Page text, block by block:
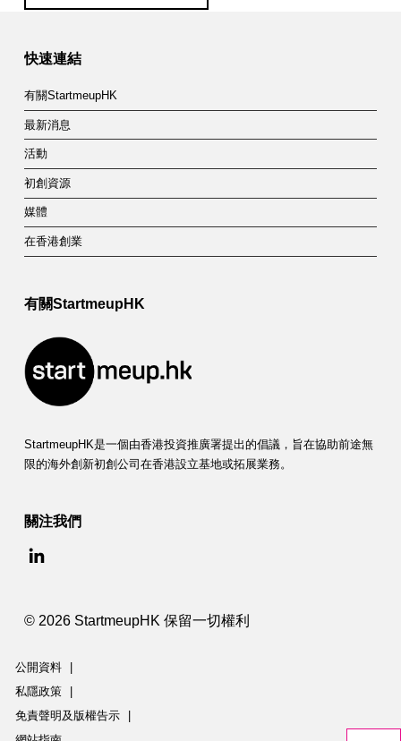
Skip back to main navigation
快速連結
有關StartmeupHK
最新消息
活動
初創資源
媒體
在香港創業
有關StartmeupHK
StartmeupHK是一個由香港投資推廣署提出的倡議，旨在協助前途無
限的海外創新初創公司在香港設立基地或拓展業務。
關注我們
© 2026 StartmeupHK 保留一切權利
公開資料
私隱政策
免責聲明及版權告示